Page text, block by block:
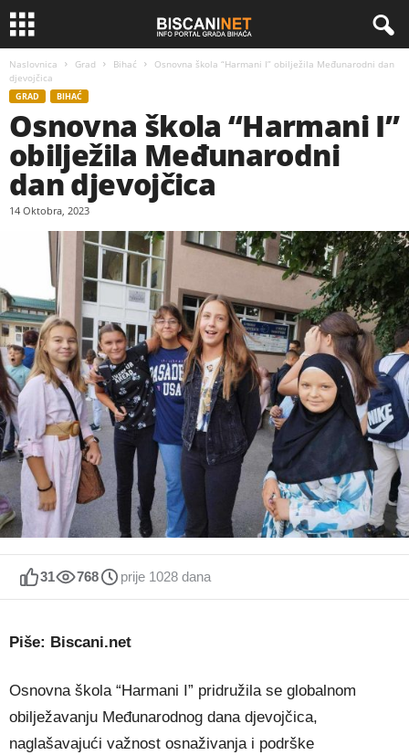
Naslovnica Grad Bihać
Osnovna škola “Harmani I” obilježila Međunarodni dan
djevojčica
GRAD BIHAĆ
Osnovna škola “Harmani I”
obilježila Međunarodni
dan djevojčica
14 Oktobra, 2023
31 768 prije 1028 dana
Piše: Biscani.net
Osnovna škola “Harmani I” pridružila se globalnom
obilježavanju Međunarodnog dana djevojčica,
naglašavajući važnost osnaživanja i podrške